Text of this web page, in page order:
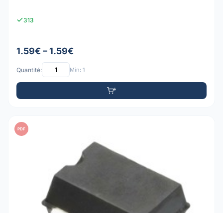
313
1.59€ – 1.59€
Quantité: Min: 1
PDF